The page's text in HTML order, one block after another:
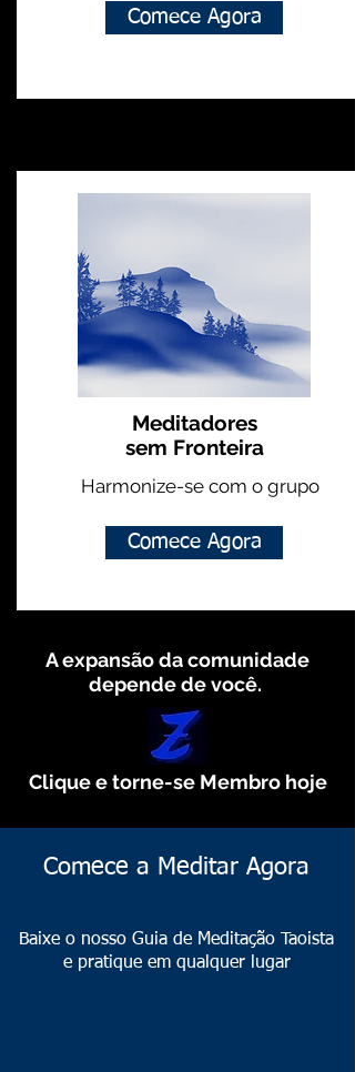
Comece Agora
Meditadores
sem Fronteira
Harmonize-se com o grupo
Comece Agora
A expansão da comunidade
depende de você.
Clique e torne-se Membro hoje
Comece a Meditar Agora
Baixe o nosso Guia de Meditação Taoista
e pratique em qualquer lugar